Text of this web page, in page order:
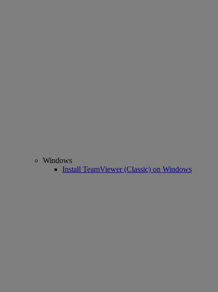
Windows
Install TeamViewer (Classic) on Windows